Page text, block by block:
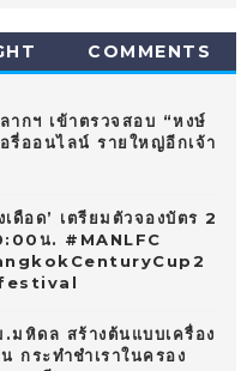
COMMENTS
ากฯ เข้าตรวจสอบ “หงษ์
รี่ออนไลน์ รายใหญ่อีกเจ้า
ดือด’ เตรียมตัวจองบัตร 2
น. #MANLFC
หิดล สร้างต้นแบบเครื่อง
กระทำชำเราในครอง